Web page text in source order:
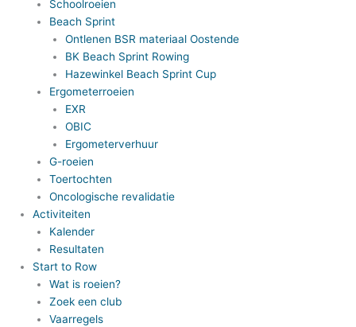
Schoolroeien
Beach Sprint
Ontlenen BSR materiaal Oostende
BK Beach Sprint Rowing
Hazewinkel Beach Sprint Cup
Ergometerroeien
EXR
OBIC
Ergometerverhuur
G-roeien
Toertochten
Oncologische revalidatie
Activiteiten
Kalender
Resultaten
Start to Row
Wat is roeien?
Zoek een club
Vaarregels